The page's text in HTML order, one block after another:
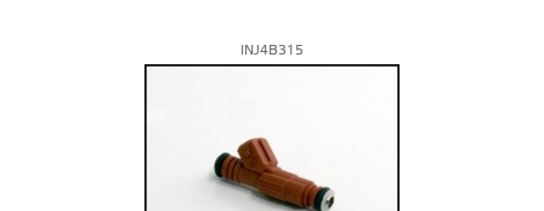
INJ4B315